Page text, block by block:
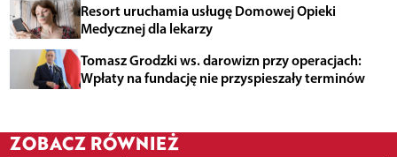
Resort uruchamia usługę Domowej Opieki
Medycznej dla lekarzy
Tomasz Grodzki ws. darowizn przy operacjach:
Wpłaty na fundację nie przyspieszały terminów
ZOBACZ RÓWNIEŻ